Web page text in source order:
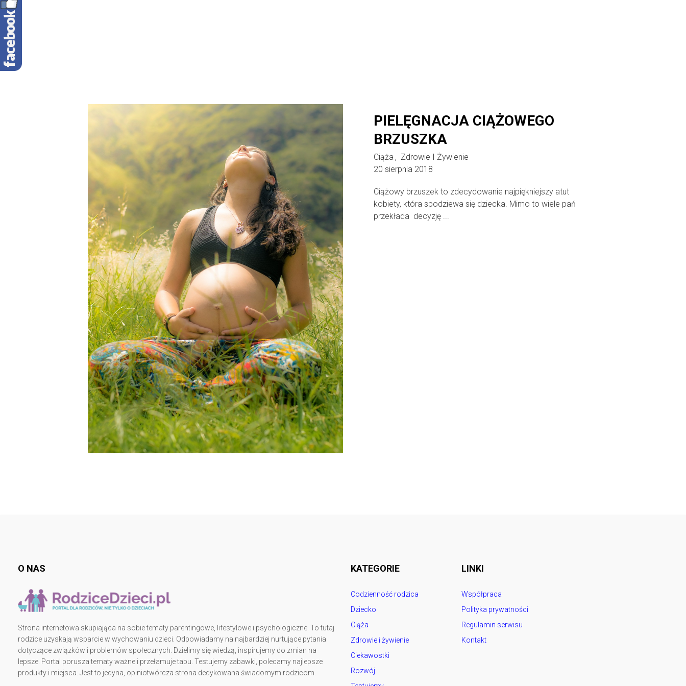
PIELĘGNACJA CIĄŻOWEGO
BRZUSZKA
Ciąża
Zdrowie I Żywienie
20 sierpnia 2018
Ciążowy brzuszek to zdecydowanie najpiękniejszy atut
kobiety, która spodziewa się dziecka. Mimo to wiele pań
przekłada decyzję ...
O NAS
Strona internetowa skupiająca na sobie tematy parentingowe, lifestylowe i psychologiczne. To tutaj
rodzice uzyskają wsparcie w wychowaniu dzieci. Odpowiadamy na najbardziej nurtujące pytania
dotyczące związków i problemów społecznych. Dzielimy się wiedzą, inspirujemy do zmian na
lepsze. Portal porusza tematy ważne i przełamuje tabu. Testujemy zabawki, polecamy najlepsze
produkty i miejsca. Jest to jedyna, opiniotwórcza strona dedykowana świadomym rodzicom.
KATEGORIE
Codzienność rodzica
Dziecko
Ciąża
Zdrowie i żywienie
Ciekawostki
Rozwój
LINKI
Współpraca
Polityka prywatności
Regulamin serwisu
Kontakt